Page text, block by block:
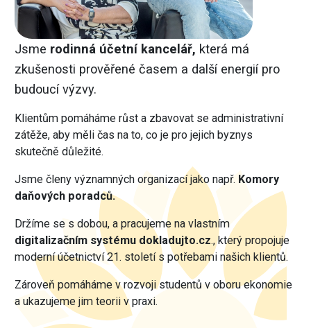
Jsme rodinná účetní kancelář, která má
zkušenosti prověřené časem a další energií pro
budoucí výzvy.
Klientům pomáháme růst a zbavovat se administrativní
zátěže, aby měli čas na to, co je pro jejich byznys
skutečně důležité.
Jsme členy významných organizací jako např. Komory
daňových poradců.
Držíme se s dobou, a pracujeme na vlastním
digitalizačním systému dokladujto.cz., který propojuje
moderní účetnictví 21. století s potřebami našich klientů.
Zároveň pomáháme v rozvoji studentů v oboru ekonomie
a ukazujeme jim teorii v praxi.